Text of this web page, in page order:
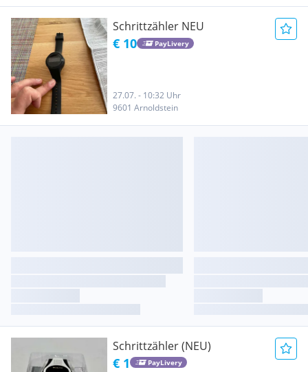
Schrittzähler NEU
€ 10 PayLivery
27.07. - 10:32 Uhr
9601 Arnoldstein
Schrittzähler (NEU)
€ 1 PayLivery